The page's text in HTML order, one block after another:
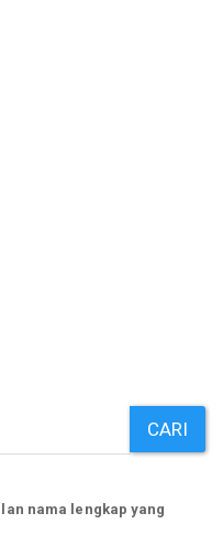
CARI
nama lengkap yang